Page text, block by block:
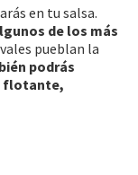
en tu salsa.
de los más
pueblan la
podrás
flotante,